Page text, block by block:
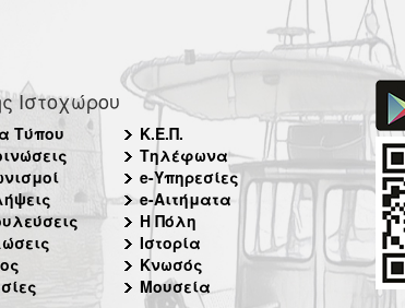
Ιστοχώρου
Τύπου
Κ.Ε.Π.
Τηλέφωνα
e-Υπηρεσίες
e-Αιτήματα
Η Πόλη
Ιστορία
Κνωσός
Μουσεία